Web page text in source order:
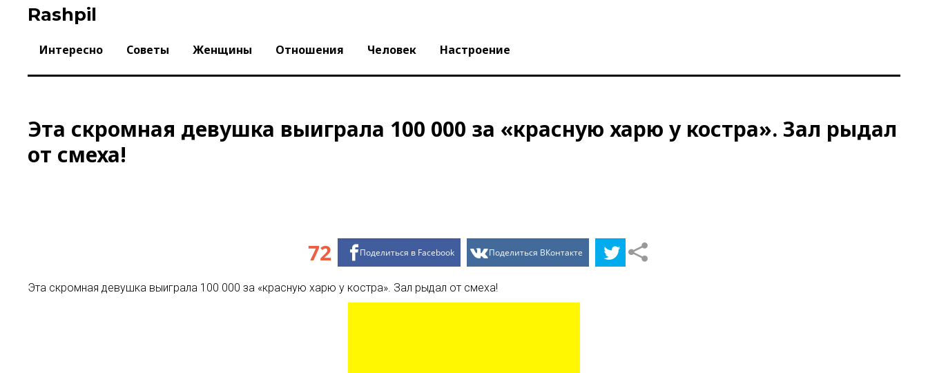
Rashpil
Интересно Советы Женщины Отношения Человек Настроение
Эта скромная девушка выиграла 100 000 за «красную харю у костра». Зал рыдал
от смеха!
72 Поделиться в Facebook Поделиться ВКонтакте
Эта скромная девушка выиграла 100 000 за «красную харю у костра». Зал рыдал от смеха!